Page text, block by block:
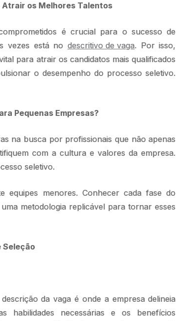
Atrair os Melhores Talentos
é crucial para o sucesso de
vezes está no descritivo de vaga. Por isso,
para atrair os candidatos mais qualificados
o desempenho do processo seletivo.
Pequenas Empresas?
na busca por profissionais que não apenas
com a cultura e valores da empresa.
seletivo.
equipes menores. Conhecer cada fase do
metodologia replicável para tornar esses
Seleção
da vaga é onde a empresa delineia
habilidades necessárias e os benefícios